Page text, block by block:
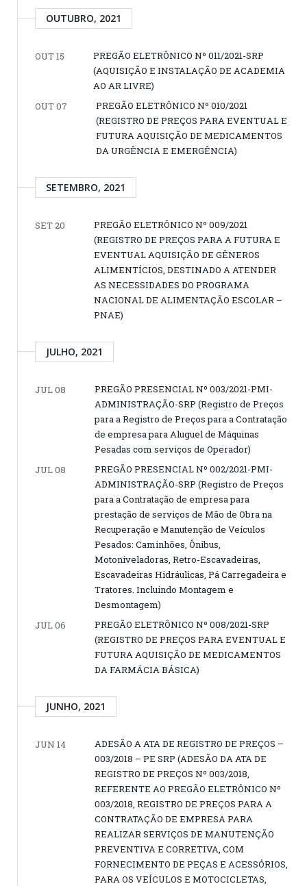
OUTUBRO, 2021
OUT 15
PREGÃO ELETRÔNICO Nº 011/2021-SRP
(AQUISIÇÃO E INSTALAÇÃO DE ACADEMIA
AO AR LIVRE)
OUT 07
PREGÃO ELETRÔNICO Nº 010/2021
(REGISTRO DE PREÇOS PARA EVENTUAL E
FUTURA AQUISIÇÃO DE MEDICAMENTOS
DA URGÊNCIA E EMERGÊNCIA)
SETEMBRO, 2021
SET 20
PREGÃO ELETRÔNICO Nº 009/2021
(REGISTRO DE PREÇOS PARA A FUTURA E
EVENTUAL AQUISIÇÃO DE GÊNEROS
ALIMENTÍCIOS, DESTINADO A ATENDER
AS NECESSIDADES DO PROGRAMA
NACIONAL DE ALIMENTAÇÃO ESCOLAR –
PNAE)
JULHO, 2021
JUL 08
PREGÃO PRESENCIAL Nº 003/2021-PMI-
ADMINISTRAÇÃO-SRP (Registro de Preços
para a Registro de Preços para a Contratação
de empresa para Aluguel de Máquinas
Pesadas com serviços de Operador)
JUL 08
PREGÃO PRESENCIAL Nº 002/2021-PMI-
ADMINISTRAÇÃO-SRP (Registro de Preços
para a Contratação de empresa para
prestação de serviços de Mão de Obra na
Recuperação e Manutenção de Veículos
Pesados: Caminhões, Ônibus,
Motoniveladoras, Retro-Escavadeiras,
Escavadeiras Hidráulicas, Pá Carregadeira e
Tratores. Incluindo Montagem e
Desmontagem)
JUL 06
PREGÃO ELETRÔNICO Nº 008/2021-SRP
(REGISTRO DE PREÇOS PARA EVENTUAL E
FUTURA AQUISIÇÃO DE MEDICAMENTOS
DA FARMÁCIA BÁSICA)
JUNHO, 2021
JUN 14
ADESÃO A ATA DE REGISTRO DE PREÇOS –
003/2018 – PE SRP (ADESÃO DA ATA DE
REGISTRO DE PREÇOS Nº 003/2018,
REFERENTE AO PREGÃO ELETRÔNICO Nº
003/2018, REGISTRO DE PREÇOS PARA A
CONTRATAÇÃO DE EMPRESA PARA
REALIZAR SERVIÇOS DE MANUTENÇÃO
PREVENTIVA E CORRETIVA, COM
FORNECIMENTO DE PEÇAS E ACESSÓRIOS,
PARA OS VEÍCULOS E MOTOCICLETAS,